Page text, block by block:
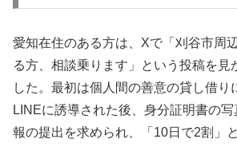
愛知在住のある方は、Xで「刈谷市周
る方、相談乗ります」という投稿を見
した。最初は個人間の善意の貸し借り
LINEに誘導された後、身分証明書の
報の提出を求められ、「10日で2割」